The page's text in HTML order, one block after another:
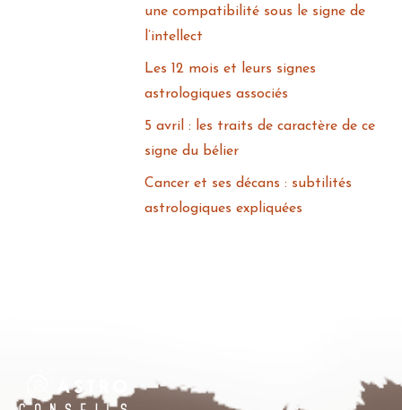
une compatibilité sous le signe de
l’intellect
Les 12 mois et leurs signes
astrologiques associés
5 avril : les traits de caractère de ce
signe du bélier
Cancer et ses décans : subtilités
astrologiques expliquées